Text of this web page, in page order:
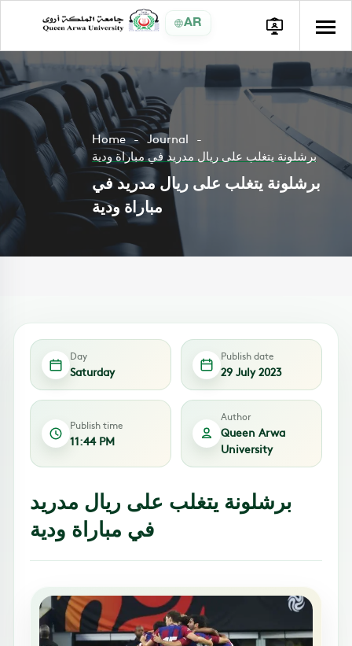
AR
Home
Journal
برشلونة يتغلب على ريال مدريد في مباراة ودية
برشلونة يتغلب على ريال مدريد في
مباراة ودية
Day
Saturday
Publish date
29 July 2023
Publish time
11:44 PM
Author
Queen Arwa
University
برشلونة يتغلب على ريال مدريد
في مباراة ودية